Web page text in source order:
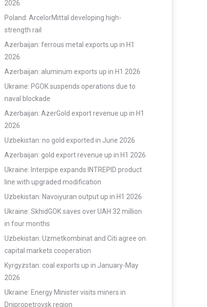
2026
Poland: ArcelorMittal developing high-
strength rail
Azerbaijan: ferrous metal exports up in H1
2026
Azerbaijan: aluminum exports up in H1 2026
Ukraine: PGOK suspends operations due to
naval blockade
Azerbaijan: AzerGold export revenue up in H1
2026
Uzbekistan: no gold exported in June 2026
Azerbaijan: gold export revenue up in H1 2026
Ukraine: Interpipe expands INTREPID product
line with upgraded modification
Uzbekistan: Navoiyuran output up in H1 2026
Ukraine: SkhidGOK saves over UAH 32 million
in four months
Uzbekistan: Uzmetkombinat and Citi agree on
capital markets cooperation
Kyrgyzstan: coal exports up in January-May
2026
Ukraine: Energy Minister visits miners in
Dnipropetrovsk region